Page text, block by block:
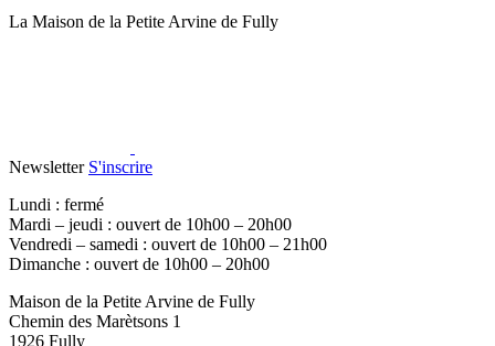
La Maison de la Petite Arvine de Fully
Newsletter S'inscrire
Lundi : fermé
Mardi – jeudi : ouvert de 10h00 – 20h00
Vendredi – samedi : ouvert de 10h00 – 21h00
Dimanche : ouvert de 10h00 – 20h00
Maison de la Petite Arvine de Fully
Chemin des Marètsons 1
1926 Fully